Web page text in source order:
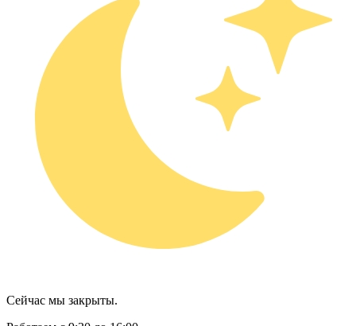
Сейчас мы закрыты.